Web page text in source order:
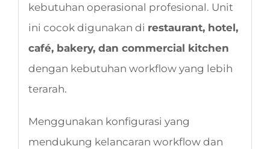
kebutuhan operasional profesional. Unit
ini cocok digunakan di restaurant, hotel,
café, bakery, dan commercial kitchen
dengan kebutuhan workflow yang lebih
terarah.
Menggunakan konfigurasi yang
mendukung kelancaran workflow dan